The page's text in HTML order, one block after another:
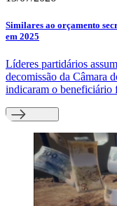
Similares ao orçamento
em 2025
Líderes partidários
decomissão da Câmara
indicaram o beneficiário